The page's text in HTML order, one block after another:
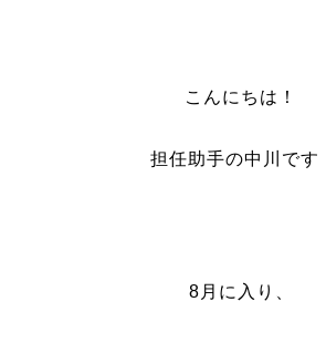
こんにちは！
担任助手の中川です
8月に入り、